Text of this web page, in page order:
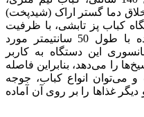
دما گستر اراک (شیدپخت)
کباب پز تابشی، با ظرفیت
پخت همزمان 20 سیخ کباب کوبیده با طول 50 سانتیمتر مورد
این دستگاه به کاربر
را می‌دهد، بنابراین فاصله
می‌توان انواع کباب، جوجه
غذاها را بر روی آن آماده